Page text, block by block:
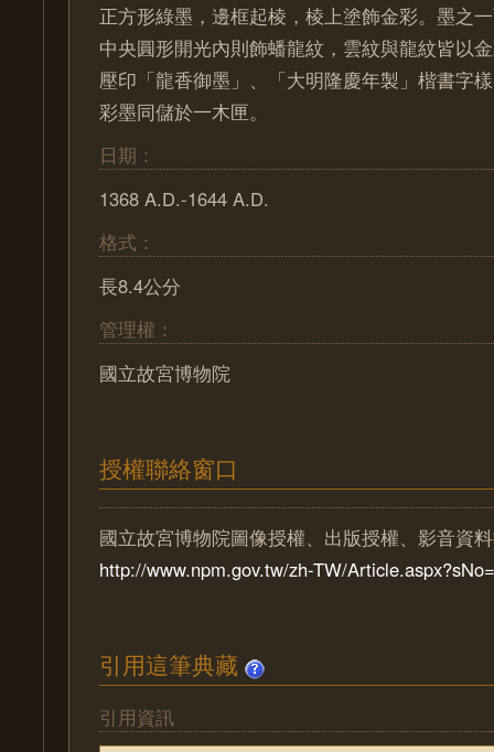
正方形綠墨，邊框起棱，棱上塗飾金彩。墨之
中央圓形開光內則飾蟠龍紋，雲紋與龍紋皆以
壓印「龍香御墨」、「大明隆慶年製」楷書字
彩墨同儲於一木匣。
日期：
1368 A.D.-1644 A.D.
格式：
長8.4公分
管理權：
國立故宮博物院
授權聯絡窗口
國立故宮博物院圖像授權、出版授權、影音資
http://www.npm.gov.tw/zh-TW/
引用這筆典藏
引用資訊